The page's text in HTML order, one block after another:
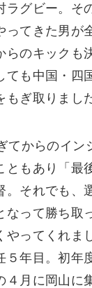
ラグビー。そ
ってきた男が
らのキックも
ても中国・四
ぎ取りまし
てからのイン
ともあり「最
。それでも、
なって勝ち取
やってくれま
５年目。初年
４月に岡山に